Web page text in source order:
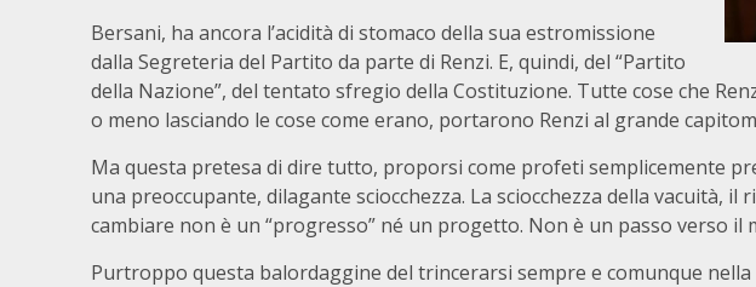
Bersani, ha ancora l’acidità di stomaco della sua estromissione
dalla Segreteria del Partito da parte di Renzi. E, quindi, del “Partito
della Nazione”, del tentato sfregio della Costituzione. Tutte cose che
o meno lasciando le cose come erano, portarono Renzi al grande
Ma questa pretesa di dire tutto, proporsi come profeti semplicemente
una preoccupante, dilagante sciocchezza. La sciocchezza della vacuità,
cambiare non è un “progresso” né un progetto. Non è un passo verso il
Purtroppo questa balordaggine del trincerarsi sempre e comunque nella